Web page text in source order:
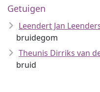
Getuigen
Leendert Jan
bruidegom
Theunis Dirriks van
bruid